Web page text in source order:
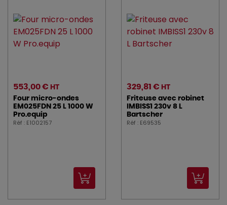
553,00 € HT
Four micro-ondes
EM025FDN 25 L 1000 W
Pro.equip
Réf : E1002157
329,81 € HT
Friteuse avec robinet
IMBISS1 230v 8 L
Bartscher
Réf : E69535